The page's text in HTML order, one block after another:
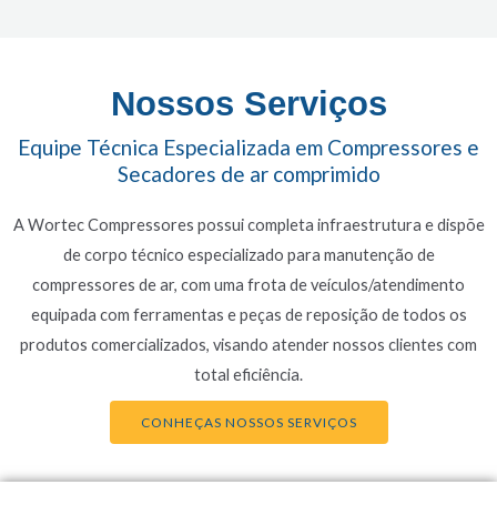
Nossos Serviços
Equipe Técnica Especializada em Compressores e
Secadores de ar comprimido
A Wortec Compressores possui completa infraestrutura e dispõe
de corpo técnico especializado para manutenção de
compressores de ar, com uma frota de veículos/atendimento
equipada com ferramentas e peças de reposição de todos os
produtos comercializados, visando atender nossos clientes com
total eficiência.
CONHEÇAS NOSSOS SERVIÇOS